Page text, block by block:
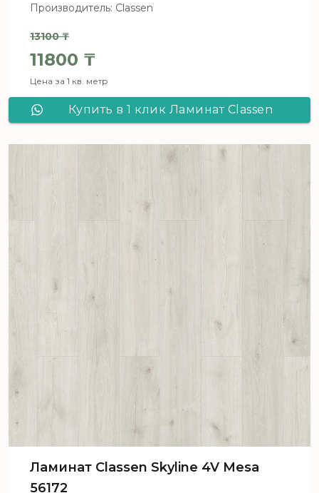
Производитель: Classen
13100₸
Первоначальная цена
11800 ₸
Текущая цена: 11800 ₸.
Цена за 1 кв. метр
Купить в 1 клик Ламинат Classen
Ламинат Classen Skyline 4V Mesa
56172